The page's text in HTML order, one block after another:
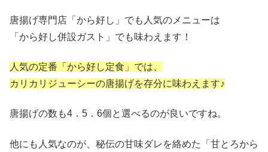
唐揚げ専門店「から好し」でも人気のメニューは
「から好し併設ガスト」でも味わえます！
人気の定番「から好し定食」では、
カリカリジューシーの唐揚げを存分に味わえます♪
唐揚げの数も4．5．6個と選べるのが良いですね。
他にも人気なのが、秘伝の甘味ダレを絡めた「甘とろから